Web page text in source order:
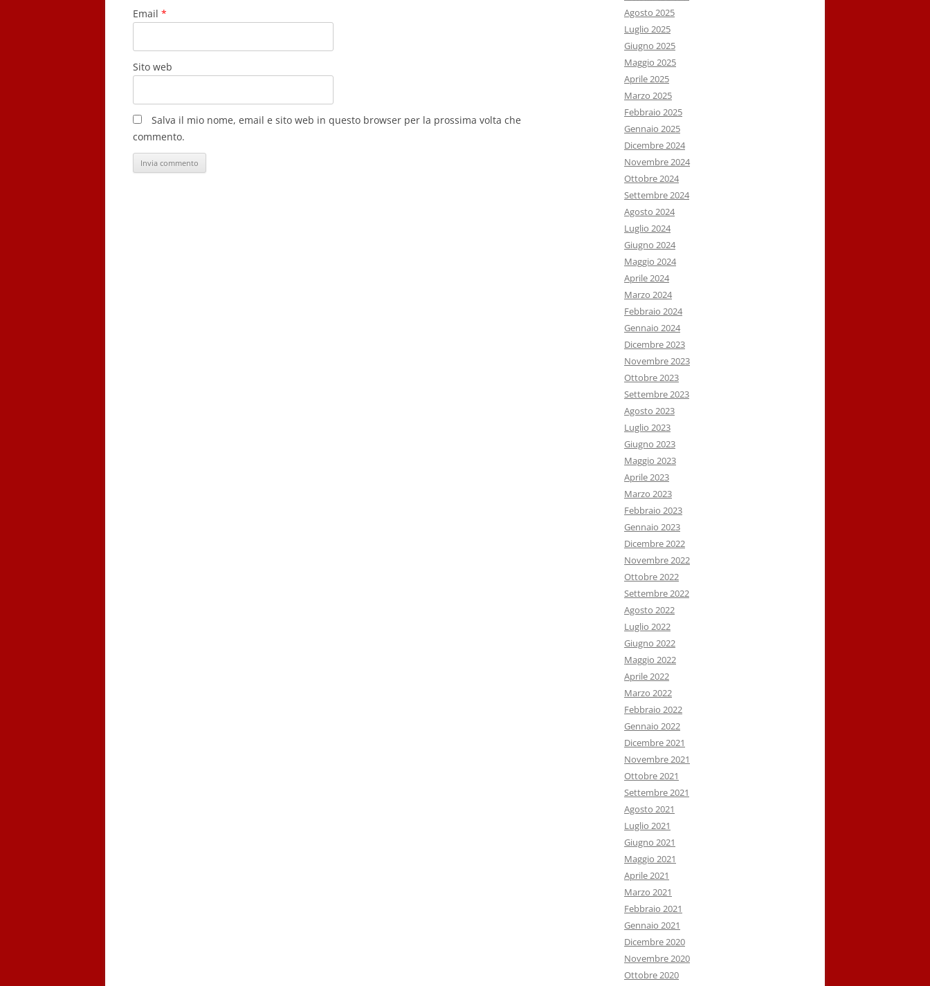
Email *
Sito web
Salva il mio nome, email e sito web in questo browser per la prossima volta che
commento.
Agosto 2025
Luglio 2025
Giugno 2025
Maggio 2025
Aprile 2025
Marzo 2025
Febbraio 2025
Gennaio 2025
Dicembre 2024
Novembre 2024
Ottobre 2024
Settembre 2024
Agosto 2024
Luglio 2024
Giugno 2024
Maggio 2024
Aprile 2024
Marzo 2024
Febbraio 2024
Gennaio 2024
Dicembre 2023
Novembre 2023
Ottobre 2023
Settembre 2023
Agosto 2023
Luglio 2023
Giugno 2023
Maggio 2023
Aprile 2023
Marzo 2023
Febbraio 2023
Gennaio 2023
Dicembre 2022
Novembre 2022
Ottobre 2022
Settembre 2022
Agosto 2022
Luglio 2022
Giugno 2022
Maggio 2022
Aprile 2022
Marzo 2022
Febbraio 2022
Gennaio 2022
Dicembre 2021
Novembre 2021
Ottobre 2021
Settembre 2021
Agosto 2021
Luglio 2021
Giugno 2021
Maggio 2021
Aprile 2021
Marzo 2021
Febbraio 2021
Gennaio 2021
Dicembre 2020
Novembre 2020
Ottobre 2020